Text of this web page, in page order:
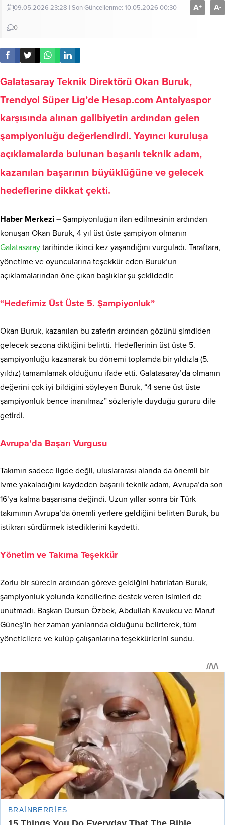
09.05.2026 23:28 | Son Güncellenme: 10.05.2026 00:30
0
A+ A-
Galatasaray Teknik Direktörü Okan Buruk,
Trendyol Süper Lig’de Hesap.com Antalyaspor
karşısında alınan galibiyetin ardından gelen
şampiyonluğu değerlendirdi. Yayıncı kuruluşa
açıklamalarda bulunan başarılı teknik adam,
kazanılan başarının büyüklüğüne ve gelecek
hedeflerine dikkat çekti.
Haber Merkezi – Şampiyonluğun ilan edilmesinin ardından
konuşan Okan Buruk, 4 yıl üst üste şampiyon olmanın
Galatasaray tarihinde ikinci kez yaşandığını vurguladı. Taraftara,
yönetime ve oyuncularına teşekkür eden Buruk’un
açıklamalarından öne çıkan başlıklar şu şekildedir:
“Hedefimiz Üst Üste 5. Şampiyonluk”
Okan Buruk, kazanılan bu zaferin ardından gözünü şimdiden
gelecek sezona diktiğini belirtti. Hedeflerinin üst üste 5.
şampiyonluğu kazanarak bu dönemi toplamda bir yıldızla (5.
yıldız) tamamlamak olduğunu ifade etti. Galatasaray’da olmanın
değerini çok iyi bildiğini söyleyen Buruk, “4 sene üst üste
şampiyonluk bence inanılmaz” sözleriyle duyduğu gururu dile
getirdi.
Avrupa’da Başarı Vurgusu
Takımın sadece ligde değil, uluslararası alanda da önemli bir
ivme yakaladığını kaydeden başarılı teknik adam, Avrupa’da son
16’ya kalma başarısına değindi. Uzun yıllar sonra bir Türk
takımının Avrupa’da önemli yerlere geldiğini belirten Buruk, bu
istikrarı sürdürmek istediklerini kaydetti.
Yönetim ve Takıma Teşekkür
Zorlu bir sürecin ardından göreve geldiğini hatırlatan Buruk,
şampiyonluk yolunda kendilerine destek veren isimleri de
unutmadı. Başkan Dursun Özbek, Abdullah Kavukcu ve Maruf
Güneş’in her zaman yanlarında olduğunu belirterek, tüm
yöneticilere ve kulüp çalışanlarına teşekkürlerini sundu.